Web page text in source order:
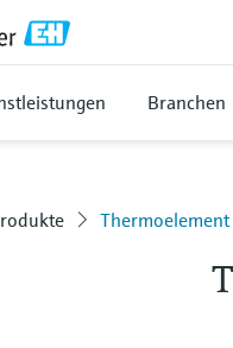
Branchen
Thermoelement